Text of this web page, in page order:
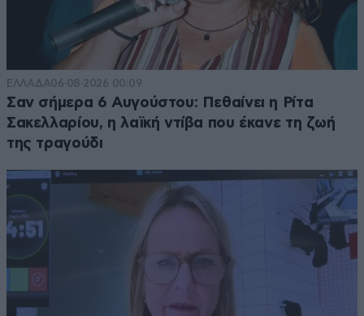
ΕΛΛΑΔΑ06·08·2026 00:09
Σαν σήμερα 6 Αυγούστου: Πεθαίνει η Ρίτα
Σακελλαρίου, η λαϊκή ντίβα που έκανε τη ζωή
της τραγούδι